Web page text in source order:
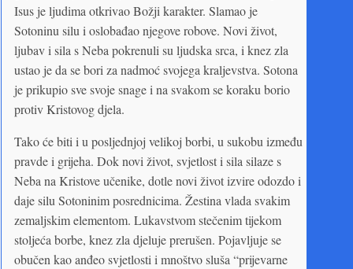
Isus je ljudima otkrivao Božji karakter. Slamao je
Sotoninu silu i oslobađao njegove robove. Novi život,
ljubav i sila s Neba pokrenuli su ljudska srca, i knez zla
ustao je da se bori za nadmoć svojega kraljevstva. Sotona
je prikupio sve svoje snage i na svakom se koraku borio
protiv Kristovog djela.
Tako će biti i u posljednjoj velikoj borbi, u sukobu između
pravde i grijeha. Dok novi život, svjetlost i sila silaze s
Neba na Kristove učenike, dotle novi život izvire odozdo i
daje silu Sotoninim posrednicima. Žestina vlada svakim
zemaljskim elementom. Lukavstvom stečenim tijekom
stoljeća borbe, knez zla djeluje prerušen. Pojavljuje se
obučen kao anđeo svjetlosti i mnoštvo sluša “prijevarne